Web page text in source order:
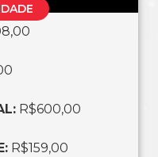
R$600,00
R$159,00